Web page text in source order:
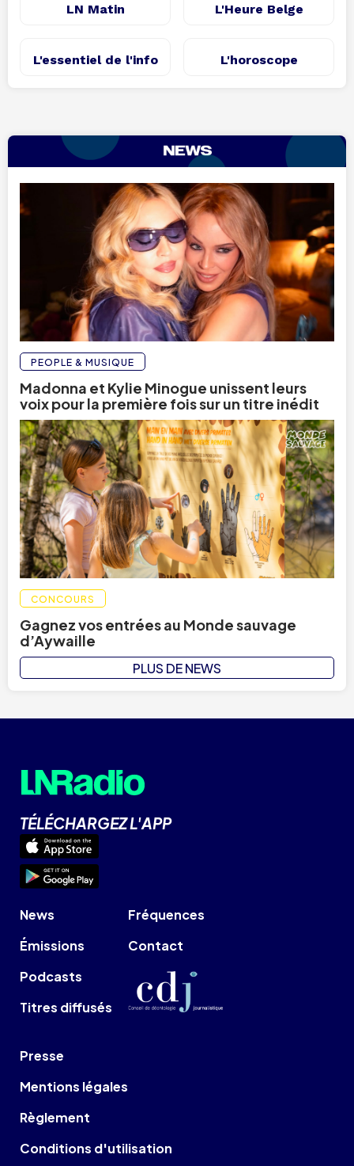
LN Matin L'Heure Belge
L'essentiel de l'info L'horoscope
PEOPLE & MUSIQUE
Madonna et Kylie Minogue unissent leurs
voix pour la première fois sur un titre inédit
CONCOURS
Gagnez vos entrées au Monde sauvage
d’Aywaille
PLUS DE NEWS
TÉLÉCHARGEZ L'APP
News
Émissions
Podcasts
Titres diffusés
Fréquences
Contact
Presse
Mentions légales
Règlement
Conditions d'utilisation